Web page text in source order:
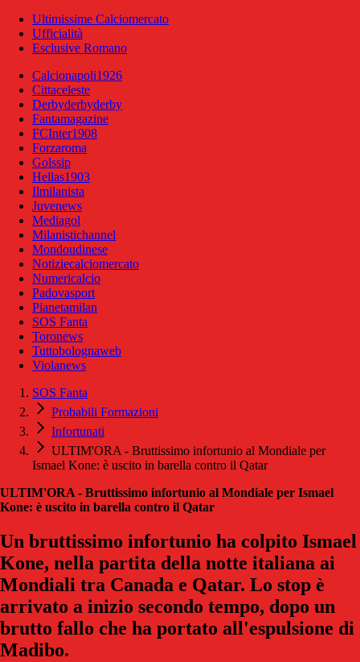
Ultimissime Calciomercato
Ufficialità
Esclusive Romano
Calcionapoli1926
Cittaceleste
Derbyderbyderby
Fantamagazine
FCInter1908
Forzaroma
Golssip
Hellas1903
Ilmilanista
Juvenews
Mediagol
Milanistichannel
Mondoudinese
Notiziecalciomercato
Numericalcio
Padovasport
Pianetamilan
SOS Fanta
Toronews
Tuttobolognaweb
Violanews
SOS Fanta
Probabili Formazioni
Infortunati
ULTIM'ORA - Bruttissimo infortunio al Mondiale per
Ismael Kone: è uscito in barella contro il Qatar
ULTIM'ORA - Bruttissimo infortunio al Mondiale per Ismael
Kone: è uscito in barella contro il Qatar
Un bruttissimo infortunio ha colpito Ismael
Kone, nella partita della notte italiana ai
Mondiali tra Canada e Qatar. Lo stop è
arrivato a inizio secondo tempo, dopo un
brutto fallo che ha portato all'espulsione di
Madibo.